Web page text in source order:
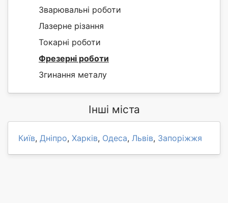
Зварювальні роботи
Лазерне різання
Токарні роботи
Фрезерні роботи
Згинання металу
Інші міста
Київ, Дніпро, Харків, Одеса, Львів, Запоріжжя